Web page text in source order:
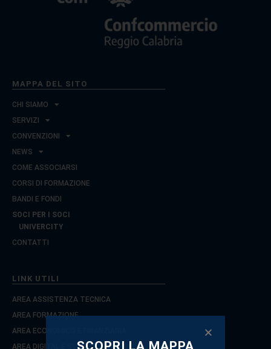
MAPPA DEL SITO
CHI SIAMO
SERVIZI
CONVENZIONI
NEWS
COME ASSOCIARSI
CORSI DI FORMAZIONE
BANDI E FONDI
SOCI PER I SOCI
UNIVERCITY
CONTATTI
LINK UTILI
AREA ASSISTENZA TECNICA
AREA FORMAZIONE
AREA ECONOMICO E FINANZIARIA
AREA DIGITAL E SVILUPPO D’IMPRESA
SCOPRI LA MAPPA